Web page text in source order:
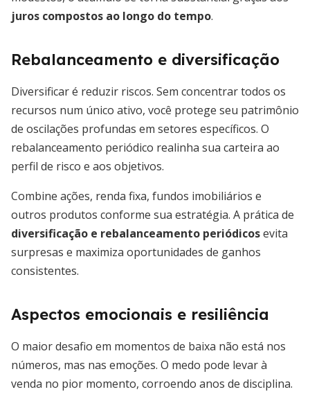
juros compostos ao longo do tempo.
Rebalanceamento e diversificação
Diversificar é reduzir riscos. Sem concentrar todos os
recursos num único ativo, você protege seu patrimônio
de oscilações profundas em setores específicos. O
rebalanceamento periódico realinha sua carteira ao
perfil de risco e aos objetivos.
Combine ações, renda fixa, fundos imobiliários e
outros produtos conforme sua estratégia. A prática de
diversificação e rebalanceamento periódicosevita
surpresas e maximiza oportunidades de ganhos
consistentes.
Aspectos emocionais e resiliência
O maior desafio em momentos de baixa não está nos
números, mas nas emoções. O medo pode levar à
venda no pior momento, corroendo anos de disciplina.